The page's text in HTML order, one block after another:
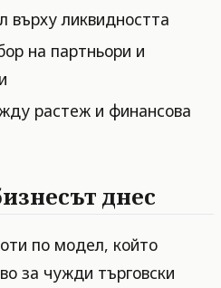
върху ликвидността
на партньори и
растеж и финансова
днес
по модел, който
за чужди търговски